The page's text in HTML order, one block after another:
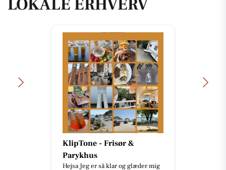
LOKALE ERHVERV
Bandhan Viborg
🥣 Har du prøvet en af vores
kunders favoritter? ✨ Pani Puri er